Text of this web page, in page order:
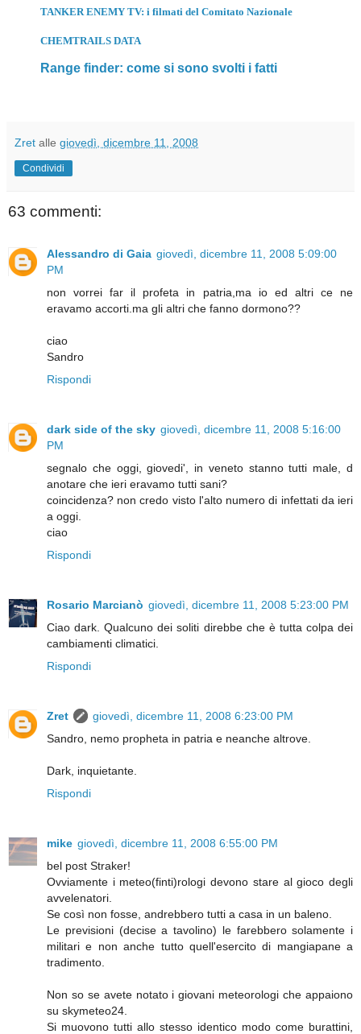
TANKER ENEMY TV: i filmati del Comitato Nazionale
CHEMTRAILS DATA
Range finder: come si sono svolti i fatti
Zret alle giovedì, dicembre 11, 2008
Condividi
63 commenti:
Alessandro di Gaia giovedì, dicembre 11, 2008 5:09:00
PM
non vorrei far il profeta in patria,ma io ed altri ce ne
eravamo accorti.ma gli altri che fanno dormono??
ciao
Sandro
Rispondi
dark side of the sky giovedì, dicembre 11, 2008 5:16:00
PM
segnalo che oggi, giovedi', in veneto stanno tutti male, d
anotare che ieri eravamo tutti sani?
coincidenza? non credo visto l'alto numero di infettati da ieri
a oggi.
ciao
Rispondi
Rosario Marcianò giovedì, dicembre 11, 2008 5:23:00 PM
Ciao dark. Qualcuno dei soliti direbbe che è tutta colpa dei
cambiamenti climatici.
Rispondi
Zret
giovedì, dicembre 11, 2008 6:23:00 PM
Sandro, nemo propheta in patria e neanche altrove.
Dark, inquietante.
Rispondi
mike giovedì, dicembre 11, 2008 6:55:00 PM
bel post Straker!
Ovviamente i meteo(finti)rologi devono stare al gioco degli
avvelenatori.
Se così non fosse, andrebbero tutti a casa in un baleno.
Le previsioni (decise a tavolino) le farebbero solamente i
militari e non anche tutto quell'esercito di mangiapane a
tradimento.
Non so se avete notato i giovani meteorologi che appaiono
su skymeteo24.
Si muovono tutti allo stesso identico modo come burattini,